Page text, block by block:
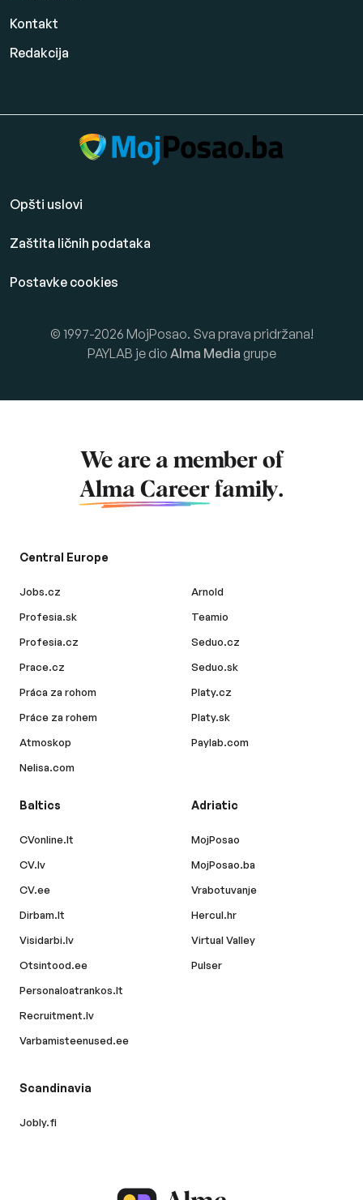
Kontakt
Redakcija
Opšti uslovi
Zaštita ličnih podataka
Postavke cookies
© 1997-2026 MojPosao. Sva prava pridržana!
PAYLAB je dio Alma Media grupe
We are a member of
Alma Career family.
Central Europe
Jobs.cz
Profesia.sk
Profesia.cz
Prace.cz
Práca za rohom
Práce za rohem
Atmoskop
Nelisa.com
Arnold
Teamio
Seduo.cz
Seduo.sk
Platy.cz
Platy.sk
Paylab.com
Baltics
CVonline.lt
CV.lv
CV.ee
Dirbam.lt
Visidarbi.lv
Otsintood.ee
Personaloatrankos.lt
Recruitment.lv
Varbamisteenused.ee
Adriatic
MojPosao
MojPosao.ba
Vrabotuvanje
Hercul.hr
Virtual Valley
Pulser
Scandinavia
Jobly.fi